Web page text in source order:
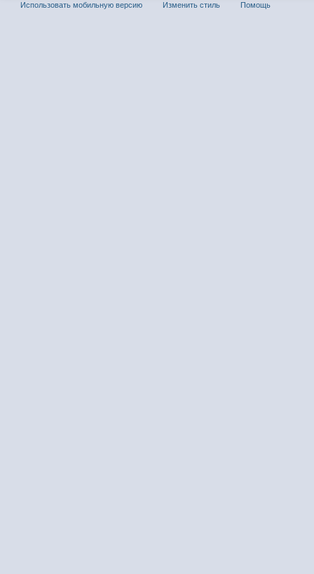
Использовать мобильную версию Изменить стиль Помощь